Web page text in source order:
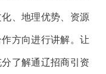
、地理优势、资源
方向进行讲解。让
了解通辽招商引资